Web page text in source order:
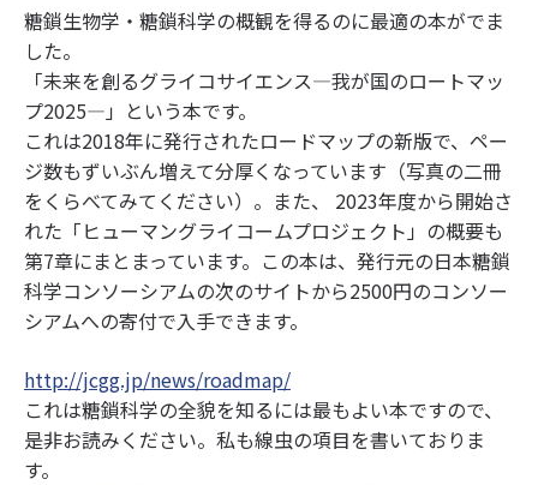
糖鎖生物学・糖鎖科学の概観を得るのに最適の本がでま
した。
「未来を創るグライコサイエンス―我が国のロートマッ
プ2025―」という本です。
これは2018年に発行されたロードマップの新版で、ペー
ジ数もずいぶん増えて分厚くなっています（写真の二冊
をくらべてみてください）。また、 2023年度から開始さ
れた「ヒューマングライコームプロジェクト」の概要も
第7章にまとまっています。この本は、発行元の日本糖鎖
科学コンソーシアムの次のサイトから2500円のコンソー
シアムへの寄付で入手できます。
http://jcgg.jp/news/roadmap/
これは糖鎖科学の全貌を知るには最もよい本ですので、
是非お読みください。私も線虫の項目を書いておりま
す。